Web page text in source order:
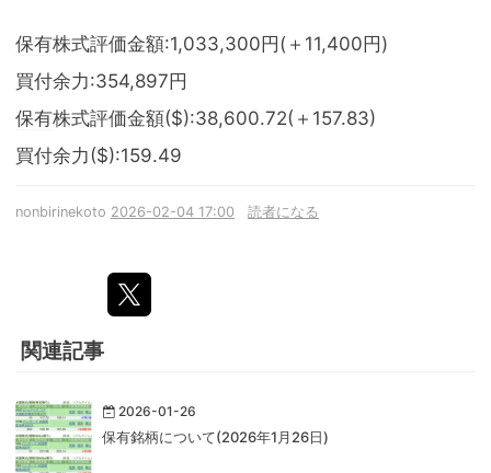
保有株式評価金額:1,033,300円(＋11,400円)
買付余力:354,897円
保有株式評価金額($):38,600.72(＋157.83)
買付余力($):159.49
nonbirinekoto 2026-02-04 17:00 読者になる
関連記事
2026-01-26
保有銘柄について(2026年1月26日)